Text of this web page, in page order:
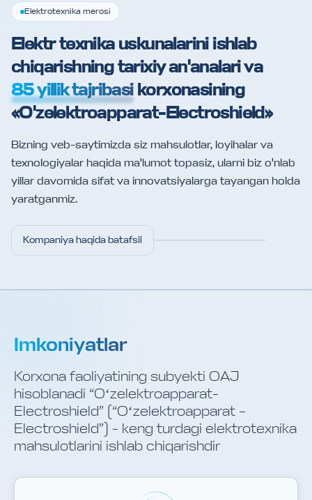
Elektrotexnika merosi
Elektr texnika uskunalarini ishlab
chiqarishning tarixiy an'analari va
85 yillik tajribasi korxonasining
«O'zelektroapparat-Electroshield»
Bizning veb-saytimizda siz mahsulotlar, loyihalar va
texnologiyalar haqida ma'lumot topasiz, ularni biz o'nlab
yillar davomida sifat va innovatsiyalarga tayangan holda
yaratganmiz.
Kompaniya haqida batafsil
Imkoniyatlar
Korxona faoliyatining subyekti OAJ
hisoblanadi “Oʻzelektroapparat-
Electroshield” (“Oʻzelektroapparat –
Electroshield”) - keng turdagi elektrotexnika
mahsulotlarini ishlab chiqarishdir